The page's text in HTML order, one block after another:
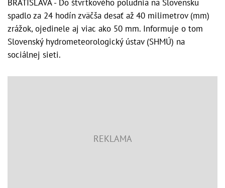
BRATISLAVA - Do štvrtkového poludnia na Slovensku
spadlo za 24 hodín zväčša desať až 40 milimetrov (mm)
zrážok, ojedinele aj viac ako 50 mm. Informuje o tom
Slovenský hydrometeorologický ústav (SHMÚ) na
sociálnej sieti.